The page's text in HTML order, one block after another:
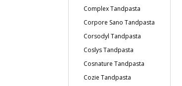
Complex Tandpasta
Corpore Sano Tandpasta
Corsodyl Tandpasta
Coslys Tandpasta
Cosnature Tandpasta
Cozie Tandpasta